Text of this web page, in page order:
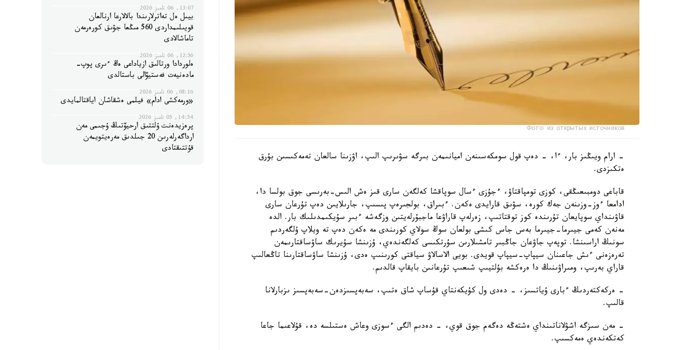
Фото: из открытых источников
- ارام ويىڭىز بار، ءا، - دەپ قول سومكەسىنەن اميانىمەن بىرگە سۋىرىپ الىپ، اۋزىنا سالعان تەمەكىسىن بۇرق
ەتكىزدى.
قاباعى دومبىعىڭقى، كوزى تومپاقتاۋ، ءجۇزى ءسال سوپاقشا كەلگەن سارى قىز ەش الىس-بەرىسى جوق بولسا دا،
ادامعا ءوز-وزىنەن جەك كورە، سۋىق قارايدى ەكەن. ءبىراق، بولجىرەپ پىسىپ، جارىلايىن دەپ تۇرعان سارى
قاۋىنداي سوپايعان تۇرىندە كوز توقتاتىپ، زەرلەپ قاراۋعا ماجبۇرلەيتىن وزگەشە ءبىر سۇيكىمدىلىك بار. الدە
مەنەن كەمى جيىرما-جيىرما بەس جاس كىشى بولعان سوڭ سولاي كورىندى مە ەكەن دەپ تە ويلاپ ۇلگەردىم
سونىڭ اراسىنشا. توپەپ جاۋعان جاڭبىر تامشىلارىن سۇرتكىسى كەلگەندەي، ۇزىنشا سۇيرىك ساۋساقتارىمەن
تەرەزەنى ءىش جاعىنان سيپاپ-سيپاپ قويدى. بويى الاسالاۋ سياقتى كورىنىپ ەدى، ۇزىنشا ساۋساقتارىنا تاڭعالىپ
قاراي بەرىپ، ومىراۋىنىڭ دا ەرەكشە بۇلتيىپ شىعىپ تۇرعانىن بايقاپ قالدىم.
- ەركەكتەردىڭ ءبارى ۇياتسىز، - دەدى ول كۇيكەنتاي قۇساپ شاق ەتىپ، سەبەپسىزدەن-سەبەپسىز ىزبارلانا
قالىپ.
- مەن سىزگە اشۋلاناتىنداي ەشتەڭە دەگەم جوق قوي، - دەدىم الگى ءسوزى وعاش ەستىلسە دە، قۇلاعىما جاعا
كەتكەندەي ەمەكسىپ.
13:07, 06 تامىز 2026
بيىل ەل تەاترلارىندا بالالارعا ارنالعان
قويىلىمداردى 560 مىڭعا جۋىق كورەرمەن
تاماشالادى
12:56, 06 تامىز 2026
ەلوردادا ورتالىق ازياداعى ەڭ ءىرى پوپ-
مادەنيەت فەستيۆالى باستالدى
08:16, 06 تامىز 2026
«ورمەكشى ادام» فيلمى ەشقاشان اياقتالمايدى
14:54, 05 تامىز 2026
پرەزيدەنت ۇلتتىق ارحيۆتىڭ ۇجىمى مەن
ارداگەرلەرىن 20 جىلدىق مەرەيتويمەن
قۇتتىقتادى